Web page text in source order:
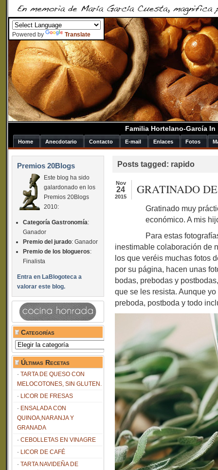
Powered by Translate
Familia Hortelano-García
Home Anecdotario Contacto E-mail Enlaces Fotos
Premios 20Blogs
Este blog ha sido
galardonado en los
Premios 20Blogs
2010:
Categoría Gastronomía:
Ganador
Premio del jurado: Ganador
Premio de los blogueros:
Finalista
Entra en LaBlogoteca a
valorar este blog.
Categorías
Categorías
Últimas Recetas
TARTA DE QUESO CON
MELOCOTONES, SIN GLUTEN.
LICOR DE FRESAS
ENSALADA CON
QUINOA,NARANJA Y
GRANADA
CEBOLLETAS EN VINAGRE
LICOR DE CAFÉ
TARTA NAVIDEÑA DE
Posts tagged: rapido
Nov
24
2015
GRATINADO
Gratinado muy
económico. A mis
Para estas
inestimable colaboración de
los que veréis muchas fotos
por su página, hacen unas
bodas, prebodas y
que se les resista. Aunque
preboda, postboda y todo